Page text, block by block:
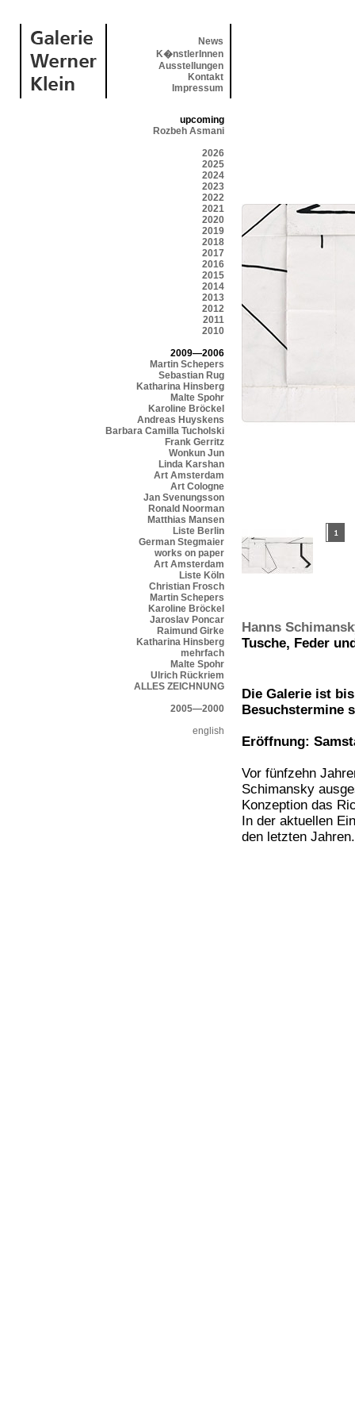
News
K�nstlerInnen
Ausstellungen
Kontakt
Impressum
upcoming
Rozbeh Asmani
2026
2025
2024
2023
2022
2021
2020
2019
2018
2017
2016
2015
2014
2013
2012
2011
2010
2009—2006
Martin Schepers
Sebastian Rug
Katharina Hinsberg
Malte Spohr
Karoline Bröckel
Andreas Huyskens
Barbara Camilla Tucholski
Frank Gerritz
Wonkun Jun
Linda Karshan
Art Amsterdam
Art Cologne
Jan Svenungsson
Ronald Noorman
Matthias Mansen
Liste Berlin
German Stegmaier
works on paper
Art Amsterdam
Liste Köln
Christian Frosch
Martin Schepers
Karoline Bröckel
Jaroslav Poncar
Raimund Girke
Katharina Hinsberg
mehrfach
Malte Spohr
Ulrich Rückriem
ALLES ZEICHNUNG
2005—2000
english
Hanns
Tusche, Feder
Die Galerie ist
Besuchstermine
Eröffnung:
Vor fünfzehn
Schimansky
Konzeption das
In der aktuellen
den letzten Jahren.